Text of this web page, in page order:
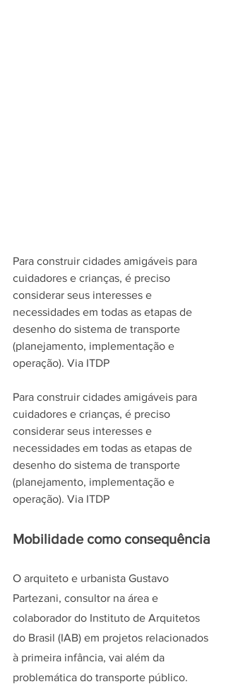
Para construir cidades amigáveis para
cuidadores e crianças, é preciso
considerar seus interesses e
necessidades em todas as etapas de
desenho do sistema de transporte
(planejamento, implementação e
operação). Via ITDP
Para construir cidades amigáveis para
cuidadores e crianças, é preciso
considerar seus interesses e
necessidades em todas as etapas de
desenho do sistema de transporte
(planejamento, implementação e
operação). Via ITDP
Mobilidade como consequência
O arquiteto e urbanista Gustavo
Partezani, consultor na área e
colaborador do Instituto de Arquitetos
do Brasil (IAB) em projetos relacionados
à primeira infância, vai além da
problemática do transporte público.